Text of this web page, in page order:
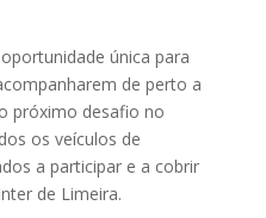
única para
de perto a
próximo desafio no
os veículos de
a participar e a cobrir
de Limeira.